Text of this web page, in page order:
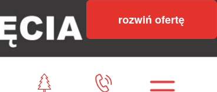
rozwiń ofertę